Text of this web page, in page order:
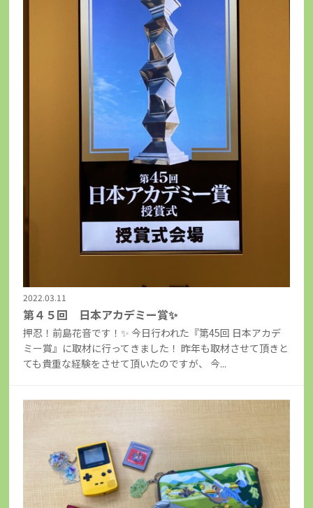
2022.03.11
第４５回 日本アカデミー賞✨
押忍！前島花音です！✨ 今日行われた『第45回 日本アカデ
ミー賞』に取材に行ってきました！ 昨年も取材させて頂きと
ても貴重な経験をさせて頂いたのですが、 今...